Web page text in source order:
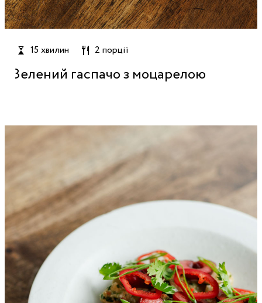
15 хвилин 2 порції
Зелений гаспачо з моцарелою